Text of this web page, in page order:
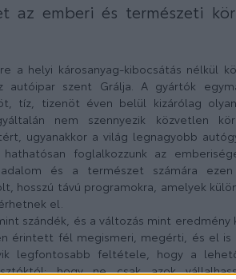
az emberi és természeti
a helyi károsanyag-kibocsátás nélkül
autóipar szent Grálja. A gyártók
tíz, tizenöt éven belül kizárólag
nem szennyezik közvetlen
ugyanakkor a világ legnagyobb
foglalkozzunk az
és a természet számára
hosszú távú programokra, amelyek
el.
szándék, és a változás mint
érintett fél megismeri, megérti, és el
legfontosabb feltétele, hogy a
hogy ne csak azok